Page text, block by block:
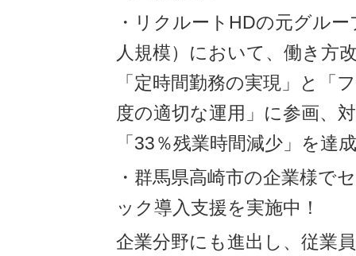
・リクルートHDの元グル
人規模）において、働き方
「定時間勤務の実現」と「
度の適切な運用」に参画、
「33％残業時間減少」を達
・群馬県高崎市の企業様で
ック導入支援を実施中！
企業分野にも進出し、従業